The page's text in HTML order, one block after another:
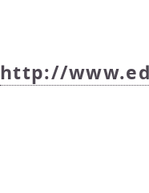
http://